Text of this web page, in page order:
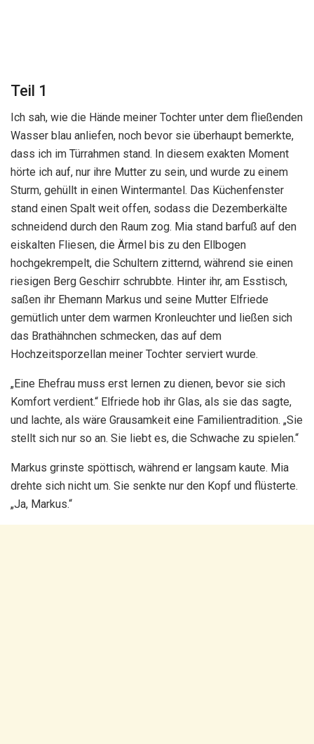
Teil 1
Ich sah, wie die Hände meiner Tochter unter dem fließenden
Wasser blau anliefen, noch bevor sie überhaupt bemerkte,
dass ich im Türrahmen stand. In diesem exakten Moment
hörte ich auf, nur ihre Mutter zu sein, und wurde zu einem
Sturm, gehüllt in einen Wintermantel. Das Küchenfenster
stand einen Spalt weit offen, sodass die Dezemberkälte
schneidend durch den Raum zog. Mia stand barfuß auf den
eiskalten Fliesen, die Ärmel bis zu den Ellbogen
hochgekrempelt, die Schultern zitternd, während sie einen
riesigen Berg Geschirr schrubbte. Hinter ihr, am Esstisch,
saßen ihr Ehemann Markus und seine Mutter Elfriede
gemütlich unter dem warmen Kronleuchter und ließen sich
das Brathähnchen schmecken, das auf dem
Hochzeitsporzellan meiner Tochter serviert wurde.
„Eine Ehefrau muss erst lernen zu dienen, bevor sie sich
Komfort verdient.“ Elfriede hob ihr Glas, als sie das sagte,
und lachte, als wäre Grausamkeit eine Familientradition. „Sie
stellt sich nur so an. Sie liebt es, die Schwache zu spielen.“
Markus grinste spöttisch, während er langsam kaute. Mia
drehte sich nicht um. Sie senkte nur den Kopf und flüsterte.
„Ja, Markus.“